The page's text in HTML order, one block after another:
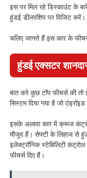
इस पर मिल रहे डिस्काउंट के
हुंडई डीलरशिप पर विजिट करें।
चलिए जानते हैं इस कार के
हुंडई एक्सटर
बात करे कुछ टॉप फीचर्स की
सिस्टम दिया गया है जो
इसके अलावा कार में क्रूज
मौजूद हैं। सेफ्टी के लिहाज से
इलेक्ट्रॉनिक स्टेबिलिटी
फीचर्स दिए हैं।